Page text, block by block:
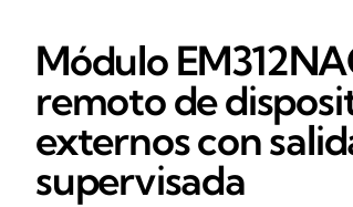
Módulo
remoto de
externos con
supervisada